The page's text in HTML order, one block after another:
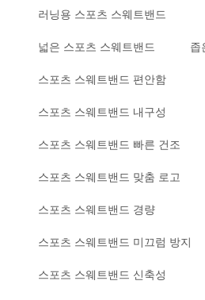
러닝용 스포츠 스웨트밴드
넓은 스포츠 스웨트밴드 좁
스포츠 스웨트밴드 편안함
스포츠 스웨트밴드 내구성
스포츠 스웨트밴드 빠른 건조
스포츠 스웨트밴드 맞춤 로고
스포츠 스웨트밴드 경량
스포츠 스웨트밴드 미끄럼 방지
스포츠 스웨트밴드 신축성